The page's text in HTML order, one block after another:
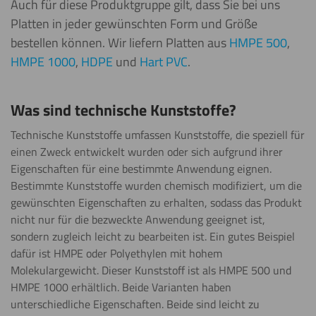
Auch für diese Produktgruppe gilt, dass Sie bei uns
Platten in jeder gewünschten Form und Größe
bestellen können. Wir liefern Platten ausHMPE 500,
HMPE 1000, HDPE und Hart PVC.
Was sind technische Kunststoffe?
Technische Kunststoffe umfassen Kunststoffe, die speziell für
einen Zweck entwickelt wurden oder sich aufgrund ihrer
Eigenschaften für eine bestimmte Anwendung eignen.
Bestimmte Kunststoffe wurden chemisch modifiziert, um die
gewünschten Eigenschaften zu erhalten, sodass das Produkt
nicht nur für die bezweckte Anwendung geeignet ist,
sondern zugleich leicht zu bearbeiten ist. Ein gutes Beispiel
dafür ist HMPE oder Polyethylen mit hohem
Molekulargewicht. Dieser Kunststoff ist als HMPE 500 und
HMPE 1000 erhältlich. Beide Varianten haben
unterschiedliche Eigenschaften. Beide sind leicht zu